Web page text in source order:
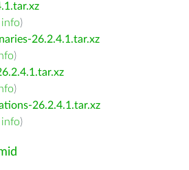
info)
26.2.4.1.tar.xz
)
)
26.2.4.1.tar.xz
info)